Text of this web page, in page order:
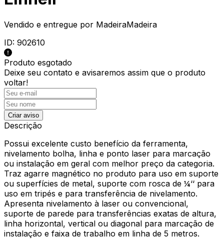
Vendido e entregue por MadeiraMadeira
ID: 902610
Produto esgotado
Deixe seu contato e avisaremos assim que o produto
voltar!
Criar aviso
Descrição
Possui excelente custo benefício da ferramenta,
nivelamento bolha, linha e ponto laser para marcação
ou instalação em geral com melhor preço da categoria.
Traz agarre magnético no produto para uso em suporte
ou superfícies de metal, suporte com rosca de ¼‘‘ para
uso em tripés e para transferência de nivelamento.
Apresenta nivelamento à laser ou convencional,
suporte de parede para transferências exatas de altura,
linha horizontal, vertical ou diagonal para marcação de
instalação e faixa de trabalho em linha de 5 metros.